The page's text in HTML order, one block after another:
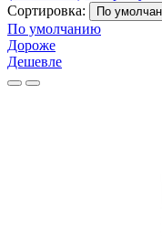
Сортировка:
По
По умолчанию
Дороже
Дешевле